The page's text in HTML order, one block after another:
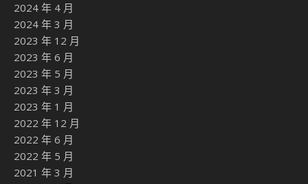
2024 年 4 月
2024 年 3 月
2023 年 12 月
2023 年 6 月
2023 年 5 月
2023 年 3 月
2023 年 1 月
2022 年 12 月
2022 年 6 月
2022 年 5 月
2021 年 3 月